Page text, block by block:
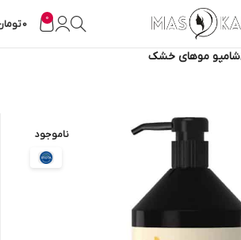
0
0
شامپو موهای خشک
ناموجود